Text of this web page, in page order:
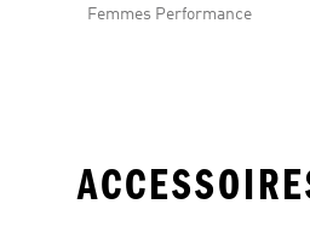
Femmes Performance